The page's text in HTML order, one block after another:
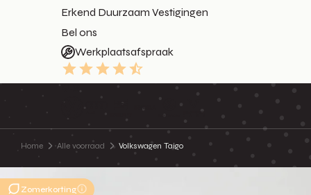
Erkend Duurzaam Vestigingen
Bel ons
Werkplaatsafspraak
9.3
Home Alle voorraad Volkswagen Taigo
Zomerkorting